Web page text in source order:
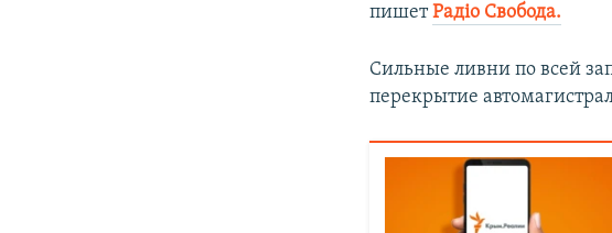
пишетРадiо Свобода.
Сильные ливни по всей
перекрытие